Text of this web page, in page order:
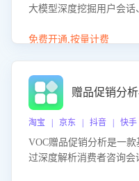
大模型深度挖掘用户会
应延迟、竞品价格冲击等
免费开通,按量计费
赠品促销分
淘宝 | 京东 | 抖音 | 快手
VOC赠品促销分析是一
过深度解析消费者咨询